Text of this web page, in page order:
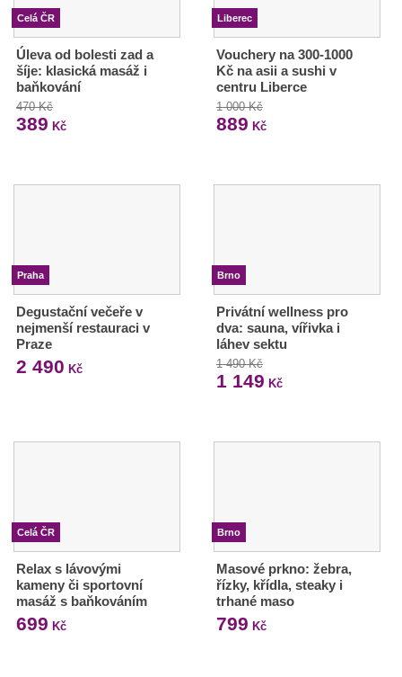
Celá ČR
Úleva od bolesti zad a
šíje: klasická masáž i
baňkování
470 Kč
389 Kč
Liberec
Vouchery na 300-1000
Kč na asii a sushi v
centru Liberce
1 000 Kč
889 Kč
Praha
Degustační večeře v
nejmenší restauraci v
Praze
2 490 Kč
Brno
Privátní wellness pro
dva: sauna, vířivka i
láhev sektu
1 490 Kč
1 149 Kč
Celá ČR
Relax s lávovými
kameny či sportovní
masáž s baňkováním
699 Kč
Brno
Masové prkno: žebra,
řízky, křídla, steaky i
trhané maso
799 Kč